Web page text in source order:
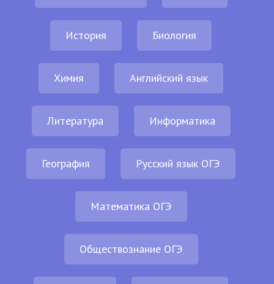
История Биология
Химия Английский язык
Литература Информатика
География Русский язык ОГЭ
Математика ОГЭ
Обществознание ОГЭ